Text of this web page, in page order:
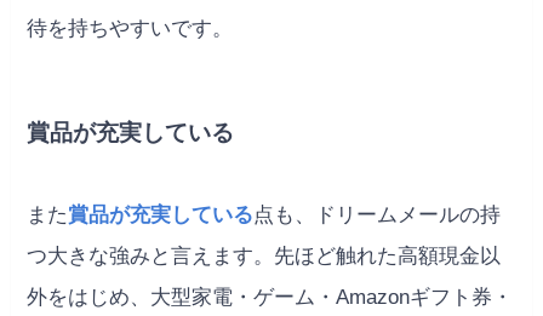
待を持ちやすいです。
賞品が充実している
また賞品が充実している点も、ドリームメールの持
つ大きな強みと言えます。先ほど触れた高額現金以
外をはじめ、大型家電・ゲーム・Amazonギフト券・